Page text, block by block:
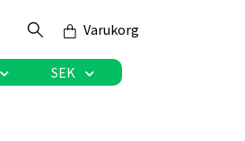
Varukorg
SEK